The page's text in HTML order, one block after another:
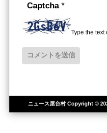
Captcha *
Type the
ニュース屋台村Copyright ©